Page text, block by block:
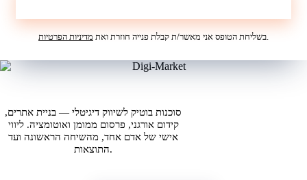
בשליחת הטופס אני מאשר/ת קבלת פנייה חוזרת ואת מדיניות הפרטיות .
סוכנות בוטיק לשיווק דיגיטלי — בניית אתרים,
קידום אורגני, פרסום ממומן ואוטומציה. ליווי
אישי של אדם אחד, מהשיחה הראשונה ועד
התוצאות.